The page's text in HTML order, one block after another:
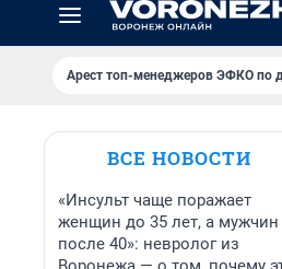
Арест топ-менеджеров ЭФКО по
ВСЕ НОВОСТИ
«Инсульт чаще поражает
женщин до 35 лет, а мужчин
после 40»: невролог из